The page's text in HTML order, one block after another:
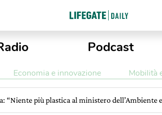
Podcast
Economia e innovazione Mobilità
“Niente più plastica al ministero dell’Ambiente